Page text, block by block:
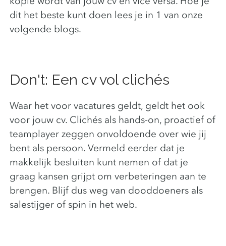
dit het beste kunt doen lees je in 1 van onze
volgende blogs.
Don't: Een cv vol clichés
Waar het voor vacatures geldt, geldt het ook
voor jouw cv. Clichés als hands-on, proactief of
teamplayer zeggen onvoldoende over wie jij
bent als persoon. Vermeld eerder dat je
makkelijk besluiten kunt nemen of dat je
graag kansen grijpt om verbeteringen aan te
brengen. Blijf dus weg van dooddoeners als
salestijger of spin in het web.